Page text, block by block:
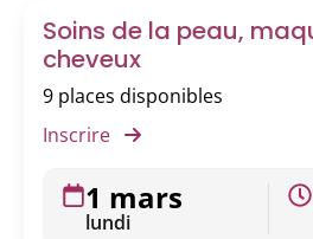
Soins de la peau,
cheveux
9 places disponibles
Inscrire
1 mars
lundi